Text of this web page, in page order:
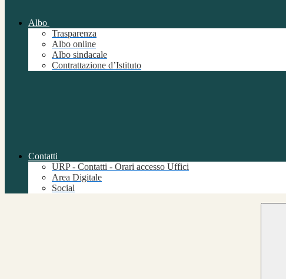
Albo
Trasparenza
Albo online
Albo sindacale
Contrattazione d’Istituto
Contatti
URP - Contatti - Orari accesso Uffici
Area Digitale
Social